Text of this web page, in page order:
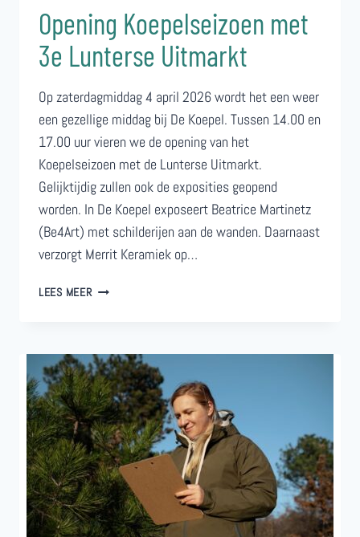
Opening Koepelseizoen met
3e Lunterse Uitmarkt
Op zaterdagmiddag 4 april 2026 wordt het een weer
een gezellige middag bij De Koepel. Tussen 14.00 en
17.00 uur vieren we de opening van het
Koepelseizoen met de Lunterse Uitmarkt.
Gelijktijdig zullen ook de exposities geopend
worden. In De Koepel exposeert Beatrice Martinetz
(Be4Art) met schilderijen aan de wanden. Daarnaast
verzorgt Merrit Keramiek op…
LEES MEEROPENING
LUNTERSE
UITMARKT